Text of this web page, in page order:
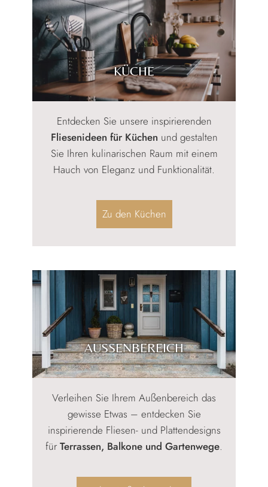
KÜCHE
Entdecken Sie unsere inspirierenden
Fliesenideen für Küchen und gestalten
Sie Ihren kulinarischen Raum mit einem
Hauch von Eleganz und Funktionalität.
Zu den Küchen
AUSSENBEREICH
Verleihen Sie Ihrem Außenbereich das
gewisse Etwas – entdecken Sie
inspirierende Fliesen- und Plattendesigns
für Terrassen, Balkone und Gartenwege.